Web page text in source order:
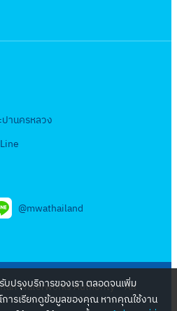
านครหลวง
@mwathailand
Waterworks Authority – All
บปรุงบริการของเรา ตลอดจนเพิ่ม
ารเรียกดูข้อมูลของคุณ หากคุณใช้งาน